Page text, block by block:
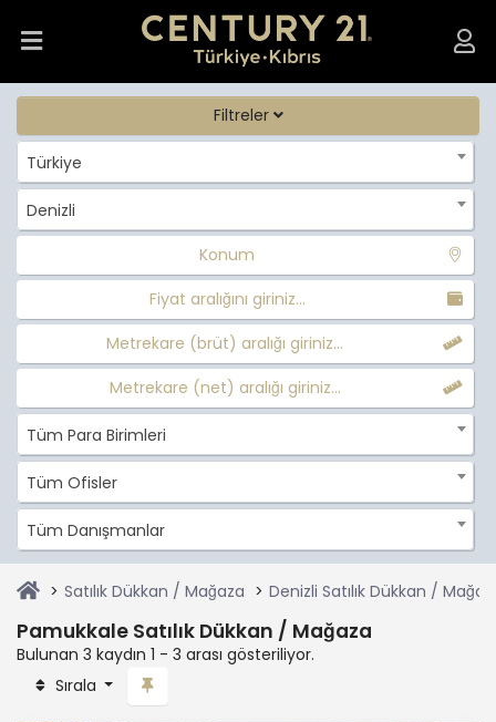
Filtreler
Türkiye
Denizli
Konum
Fiyat aralığını giriniz...
Metrekare (brüt) aralığı giriniz...
Metrekare (net) aralığı giriniz...
Tüm Para Birimleri
Tüm Ofisler
Tüm Danışmanlar
Satılık Dükkan / Mağaza Denizli Satılık Dükkan /
Pamukkale Satılık Dükkan / Mağaza
Bulunan 3 kaydın 1 - 3 arası gösteriliyor.
Sırala